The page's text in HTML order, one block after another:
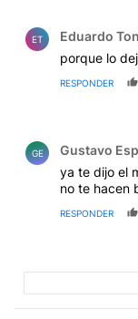
ET Eduardo
porque lo
RESPONDER
GE Gustavo
ya te dijo el
no te hacen
RESPONDER